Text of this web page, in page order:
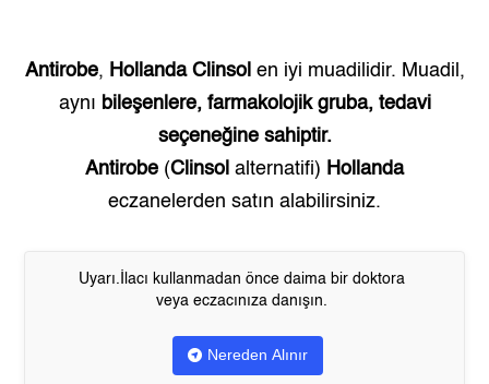
Antirobe, Hollanda Clinsol en iyi muadilidir. Muadil,
aynı bileşenlere, farmakolojik gruba, tedavi
seçeneğine sahiptir.
Antirobe (Clinsol alternatifi) Hollanda
eczanelerden satın alabilirsiniz.
Uyarı.İlacı kullanmadan önce daima bir doktora
veya eczacınıza danışın.
Nereden Alınır